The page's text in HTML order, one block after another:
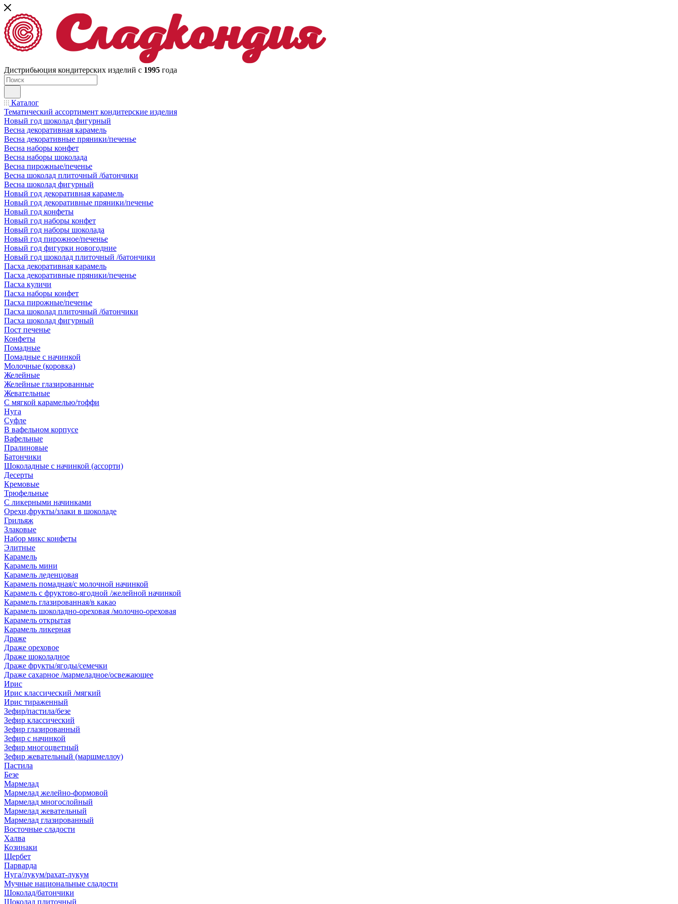
Дистрибьюция кондитерских изделий с 1995 года
Каталог
Тематический ассортимент кондитерские изделия
Новый год шоколад фигурный
Весна декоративная карамель
Весна декоративные пряники/печенье
Весна наборы конфет
Весна наборы шоколада
Весна пирожные/печенье
Весна шоколад плиточный /батончики
Весна шоколад фигурный
Новый год декоративная карамель
Новый год декоративные пряники/печенье
Новый год конфеты
Новый год наборы конфет
Новый год наборы шоколада
Новый год пирожное/печенье
Новый год фигурки новогодние
Новый год шоколад плиточный /батончики
Пасха декоративная карамель
Пасха декоративные пряники/печенье
Пасха куличи
Пасха наборы конфет
Пасха пирожные/печенье
Пасха шоколад плиточный /батончики
Пасха шоколад фигурный
Пост печенье
Конфеты
Помадные
Помадные с начинкой
Молочные (коровка)
Желейные
Желейные глазированные
Жевательные
С мягкой карамелью/тоффи
Нуга
Суфле
В вафельном корпусе
Вафельные
Пралиновые
Батончики
Шоколадные с начинкой (ассорти)
Десерты
Кремовые
Трюфельные
С ликерными начинками
Орехи,фрукты/злаки в шоколаде
Грильяж
Злаковые
Набор микс конфеты
Элитные
Карамель
Карамель мини
Карамель леденцовая
Карамель помадная/с молочной начинкой
Карамель с фруктово-ягодной /желейной начинкой
Карамель глазированная/в какао
Карамель шоколадно-ореховая /молочно-ореховая
Карамель открытая
Карамель ликерная
Драже
Драже ореховое
Драже шоколадное
Драже фрукты/ягоды/семечки
Драже сахарное /мармеладное/освежающее
Ирис
Ирис классический /мягкий
Ирис тираженный
Зефир/пастила/безе
Зефир классический
Зефир глазированный
Зефир с начинкой
Зефир многоцветный
Зефир жевательный (маршмеллоу)
Пастила
Безе
Мармелад
Мармелад желейно-формовой
Мармелад многослойный
Мармелад жевательный
Мармелад глазированный
Восточные сладости
Халва
Козинаки
Щербет
Парварда
Нуга/лукум/рахат-лукум
Мучные национальные сладости
Шоколад/батончики
Шоколад плиточный